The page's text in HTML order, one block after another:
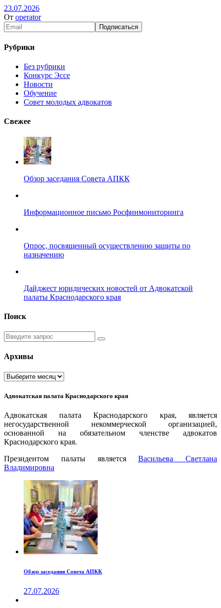
23.07.2026
От operator
Рубрики
Без рубрики
Конкурс Эссе
Новости
Обучение
Совет молодых адвокатов
Свежее
Обзор заседания Совета АПКК
Информационное письмо Росфинмониторинга
Опрос, посвященный осуществлению защиты по
назначению
Дайджест юридических новостей от Адвокатской
палаты Краснодарского края
Поиск
Введите
запрос
Архивы
Архивы
Адвокатская палата Краснодарского края
Адвокатская палата Краснодарского края, является
негосударственной некоммерческой организацией,
основанной на обязательном членстве адвокатов
Краснодарского края.
Президентом палаты являетсяВаcильева Светлана
Владимировна
Обзор заседания Совета АПКК
27.07.2026